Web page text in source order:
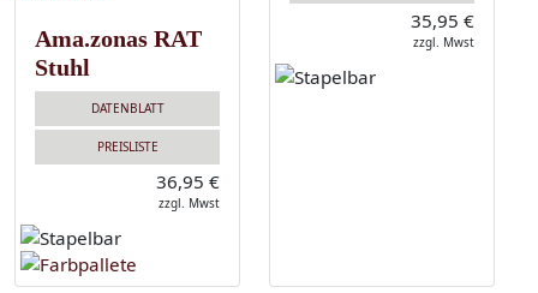
Ama.zonas RAT
Stuhl
DATENBLATT
PREISLISTE
36,95 €
zzgl. Mwst
35,95 €
zzgl. Mwst